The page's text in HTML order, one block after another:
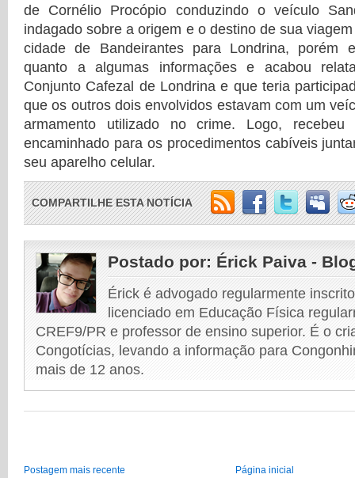
de Cornélio Procópio conduzindo o veículo
indagado sobre a origem e o destino de sua
cidade de Bandeirantes para Londrina, porém
quanto a algumas informações e acabou
Conjunto Cafezal de Londrina e que teria
que os outros dois envolvidos estavam com um
armamento utilizado no crime. Logo,
encaminhado para os procedimentos cabíveis
seu aparelho celular.
COMPARTILHE ESTA NOTÍCIA
Postado por: Érick Paiva -
Érick é advogado regularmente
licenciado em Educação Física
CREF9/PR e professor de ensino superior. É o
Congotícias, levando a informação para
mais de 12 anos.
Postagem mais recente Página inicial